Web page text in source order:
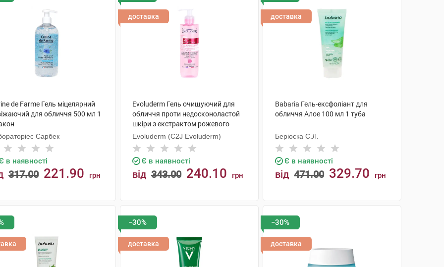
de Farme Гель міцелярний
для обличчя 500 мл 1
Сарбек
в наявності
317.00 221.90 грн
доставка
Evoluderm Гель очищуючий для
обличчя проти недосконоластой
шкіри з екстрактом рожевого
грейпфруту 250 мл 1 флакон
Evoluderm (C2J Evoluderm)
Є в наявності
від 343.00 240.10 грн
доставка
Babaria Гель-ексфоліант для
обличчя Алое 100 мл 1 туба
Беріоска С.Л.
Є в наявності
від 471.00 329.70 грн
−30%
доставка
−30%
доставка